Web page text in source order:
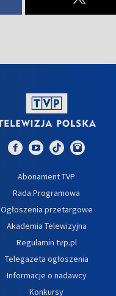
Abonament TVP
Rada Programowa
Ogłoszenia przetargowe
Akademia Telewizyjna
Regulamin tvp.pl
Telegazeta ogłoszenia
Informacje o nadawcy
Konkursy